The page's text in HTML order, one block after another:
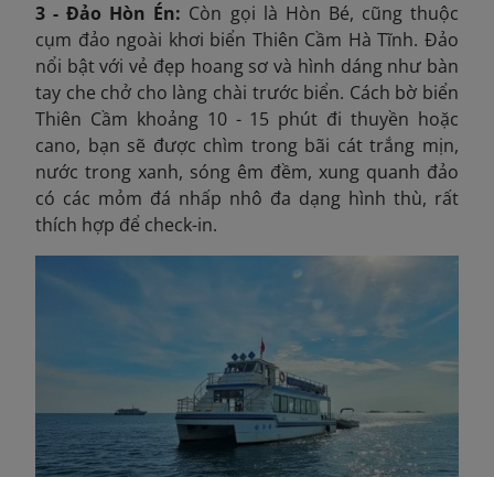
3 - Đảo Hòn Én: Còn gọi là Hòn Bé, cũng thuộc
cụm đảo ngoài khơi biển Thiên Cầm Hà Tĩnh. Đảo
nổi bật với vẻ đẹp hoang sơ và hình dáng như bàn
tay che chở cho làng chài trước biển. Cách bờ biển
Thiên Cầm khoảng 10 - 15 phút đi thuyền hoặc
cano, bạn sẽ được chìm trong bãi cát trắng mịn,
nước trong xanh, sóng êm đềm, xung quanh đảo
có các mỏm đá nhấp nhô đa dạng hình thù, rất
thích hợp để check-in.